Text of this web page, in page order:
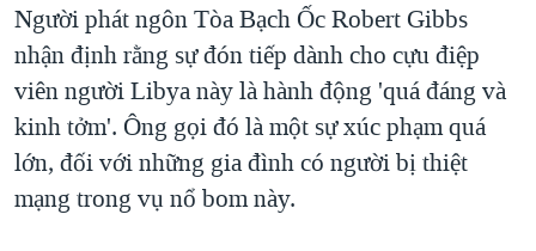
Người phát ngôn Tòa Bạch Ốc Robert Gibbs
nhận định rằng sự đón tiếp dành cho cựu điệp
viên người Libya này là hành động 'quá đáng và
kinh tởm'. Ông gọi đó là một sự xúc phạm quá
lớn, đối với những gia đình có người bị thiệt
mạng trong vụ nổ bom này.